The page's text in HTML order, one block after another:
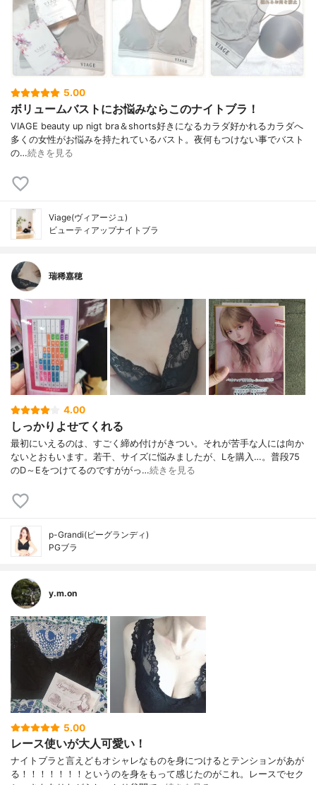
5.00
ボリュームバストにお悩みならこのナイトブラ！
VIAGE beauty up nigt bra＆shorts好きになるカラダ好かれるカラダへ
多くの女性がお悩みを持たれているバスト。夜何もつけない事でバスト
の…続きを見る
Viage(ヴィアージュ)
ビューティアップナイトブラ
瑞稀嘉穂
4.00
しっかりよせてくれる
最初にいえるのは、すごく締め付けがきつい。それが苦手な人には向か
ないとおもいます。若干、サイズに悩みましたが、Lを購入…。普段75
のD～Eをつけてるのですががっ…続きを見る
p-Grandi(ピーグランディ)
PGブラ
y.m.on
5.00
レース使いが大人可愛い！
ナイトブラと言えどもオシャレなものを身につけるとテンションがあが
る！！！！！！！というのを身をもって感じたのがこれ。レースでセク